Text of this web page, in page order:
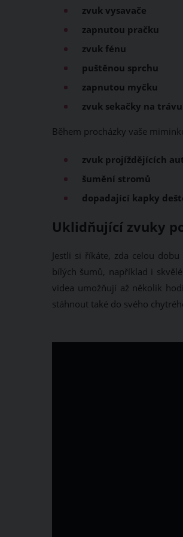
zvuk vysavače
zapnutou pračku
zvuk fénu
puštěnou sprchu
zapnutou myčku
zvuk sekačky na trávu
Během procházky vaše
zvuk projíždějících
šumění stromů
dopadající kapky
Uklidňující zvuky
Jestli si říkáte, zda celou
bílých šumů, například i skvělé
videa umožňují až několik
stáhnout také do svého